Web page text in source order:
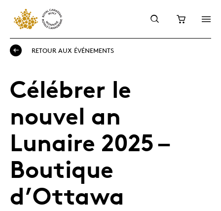
RETOUR AUX ÉVÉNEMENTS
Célébrer le
nouvel an
Lunaire 2025 –
Boutique
d’Ottawa